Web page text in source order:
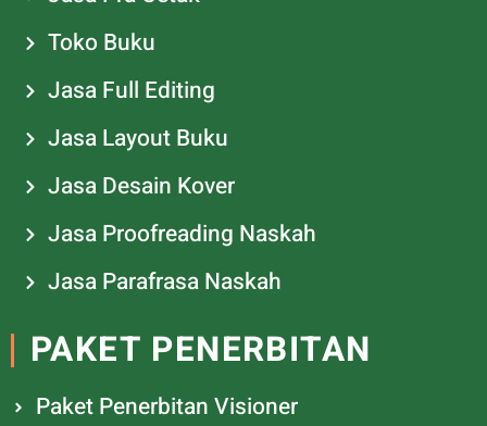
Toko Buku
Jasa Full Editing
Jasa Layout Buku
Jasa Desain Kover
Jasa Proofreading Naskah
Jasa Parafrasa Naskah
PAKET PENERBITAN
Paket Penerbitan Visioner